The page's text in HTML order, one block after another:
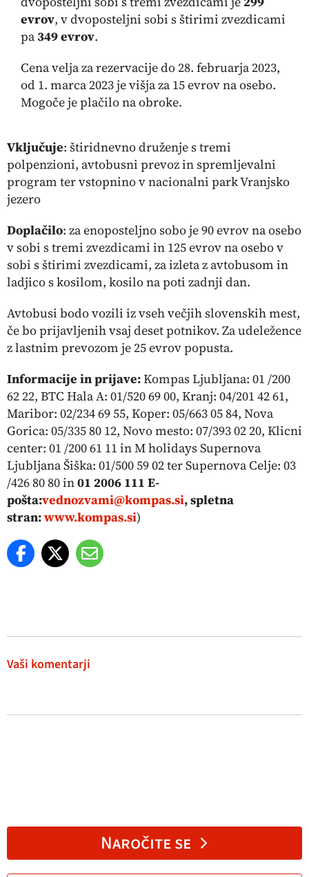
evrov, v dvoposteljni sobi s štirimi zvezdicami
pa 349 evrov.
Cena velja za rezervacije do 28. februarja 2023,
od 1. marca 2023 je višja za 15 evrov na osebo.
Mogoče je plačilo na obroke.
Vključuje: štiridnevno druženje s tremi
polpenzioni, avtobusni prevoz in spremljevalni
program ter vstopnino v nacionalni park Vranjsko
jezero
Doplačilo: za enoposteljno sobo je 90 evrov na osebo
v sobi s tremi zvezdicami in 125 evrov na osebo v
sobi s štirimi zvezdicami, za izleta z avtobusom in
ladjico s kosilom, kosilo na poti zadnji dan.
Avtobusi bodo vozili iz vseh večjih slovenskih mest,
če bo prijavljenih vsaj deset potnikov. Za udeležence
z lastnim prevozom je 25 evrov popusta.
Informacije in prijave:Kompas Ljubljana: 01 /200
62 22, BTC Hala A: 01/520 69 00, Kranj: 04/201 42 61,
Maribor: 02/234 69 55, Koper: 05/663 05 84, Nova
Gorica: 05/335 80 12, Novo mesto: 07/393 02 20, Klicni
center: 01 /200 61 11 in M holidays Supernova
Ljubljana Šiška: 01/500 59 02 ter Supernova Celje: 03
/426 80 80 in01 2006 111 E-
pošta:vednozvami@kompas.si, spletna
stran:www.kompas.si)
Vaši komentarji
Naročite se